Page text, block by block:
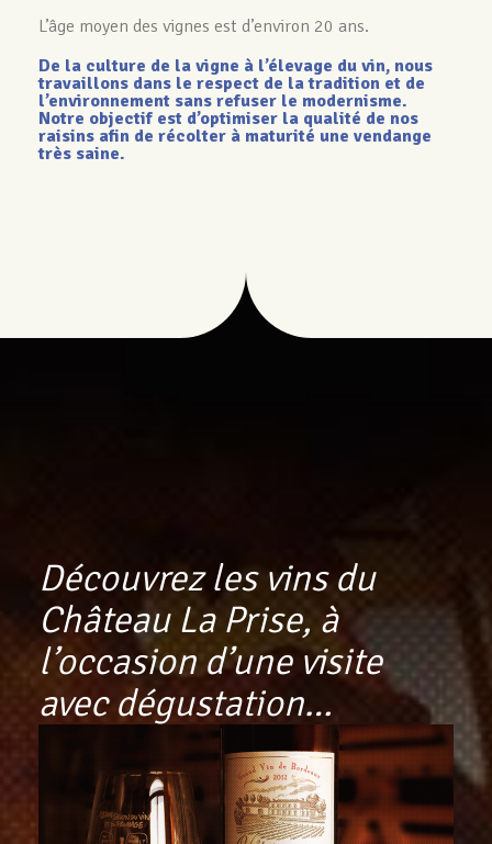
L’âge moyen des vignes est d’environ 20 ans.
De la culture de la vigne à l’élevage du vin, nous
travaillons dans le respect de la tradition et de
l’environnement sans refuser le modernisme.
Notre objectif est d’optimiser la qualité de nos
raisins afin de récolter à maturité une vendange
très saine.
Découvrez les vins du
Château La Prise, à
l’occasion d’une visite
avec dégustation…